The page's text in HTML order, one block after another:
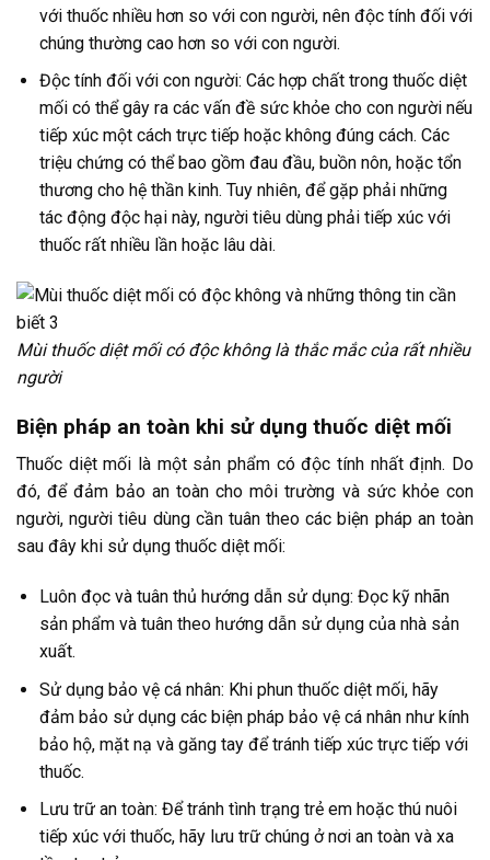
với thuốc nhiều hơn so với con người, nên độc tính đối với
chúng thường cao hơn so với con người.
Độc tính đối với con người: Các hợp chất trong thuốc diệt
mối có thể gây ra các vấn đề sức khỏe cho con người nếu
tiếp xúc một cách trực tiếp hoặc không đúng cách. Các
triệu chứng có thể bao gồm đau đầu, buồn nôn, hoặc tổn
thương cho hệ thần kinh. Tuy nhiên, để gặp phải những
tác động độc hại này, người tiêu dùng phải tiếp xúc với
thuốc rất nhiều lần hoặc lâu dài.
Mùi thuốc diệt mối có độc không là thắc mắc của rất nhiều
người
Biện pháp an toàn khi sử dụng thuốc diệt mối
Thuốc diệt mối là một sản phẩm có độc tính nhất định. Do
đó, để đảm bảo an toàn cho môi trường và sức khỏe con
người, người tiêu dùng cần tuân theo các biện pháp an toàn
sau đây khi sử dụng thuốc diệt mối:
Luôn đọc và tuân thủ hướng dẫn sử dụng: Đọc kỹ nhãn
sản phẩm và tuân theo hướng dẫn sử dụng của nhà sản
xuất.
Sử dụng bảo vệ cá nhân: Khi phun thuốc diệt mối, hãy
đảm bảo sử dụng các biện pháp bảo vệ cá nhân như kính
bảo hộ, mặt nạ và găng tay để tránh tiếp xúc trực tiếp với
thuốc.
Lưu trữ an toàn: Để tránh tình trạng trẻ em hoặc thú nuôi
tiếp xúc với thuốc, hãy lưu trữ chúng ở nơi an toàn và xa